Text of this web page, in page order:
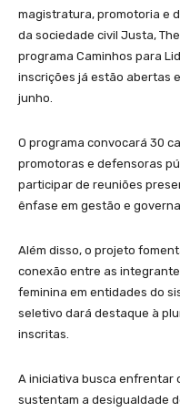
magistratura, promotoria e
da sociedade civil Justa,
programa Caminhos para
inscrições já estão abertas
junho.
O programa convocará 30
promotoras e defensoras
participar de reuniões
ênfase em gestão e
Além disso, o projeto
conexão entre as
feminina em entidades do
seletivo dará destaque à
inscritas.
A iniciativa busca enfrentar
sustentam a desigualdade